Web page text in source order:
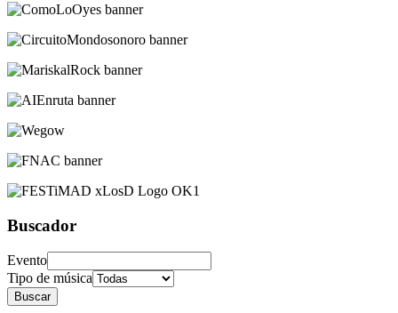
Buscador
Evento
Tipo de música
Buscar